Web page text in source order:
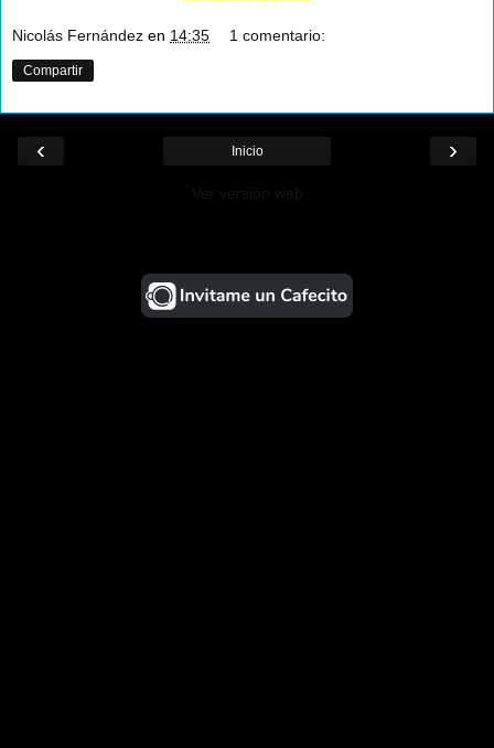
Nicolás Fernández en 14:35 1 comentario:
Compartir
‹ ›
Inicio